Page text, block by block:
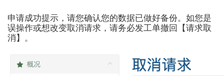
申请成功提示，请您确认您的数据已做好备份。如您是
误操作或想改变取消请求，请务必发工单撤回【请求取
消】。